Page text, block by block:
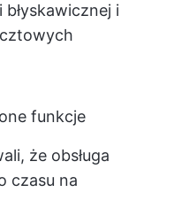
i
funkcje
że obsługa
czasu na